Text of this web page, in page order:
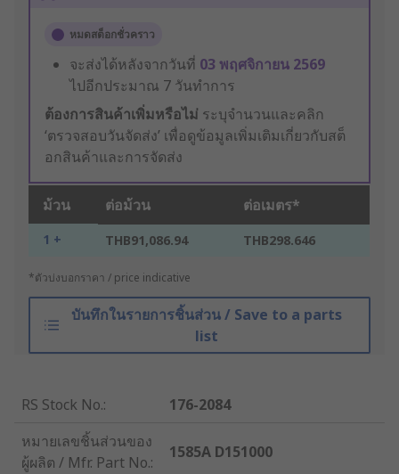
หมดสต็อกชั่วคราว
จะส่งได้หลังจากวันที่ 03 พฤศจิกายน 2569
ไปอีกประมาณ 7 วันทำการ
ต้องการสินค้าเพิ่มหรือไม่ ระบุจำนวนและคลิก
‘ตรวจสอบวันจัดส่ง’ เพื่อดูข้อมูลเพิ่มเติมเกี่ยวกับสต็
อกสินค้าและการจัดส่ง
ม้วน ต่อม้วน ต่อเมตร*
1 + THB91,086.94 THB298.646
*ตัวบ่งบอกราคา / price indicative
บันทึกในรายการชิ้นส่วน / Save to a parts
list
RS Stock No.:
176-2084
หมายเลขชิ้นส่วนของ
ผู้ผลิต / Mfr. Part No.:
1585A D151000